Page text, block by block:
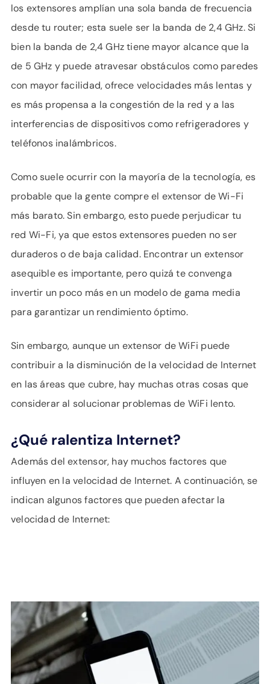
los extensores amplían una sola banda de frecuencia
desde tu router; esta suele ser la banda de 2,4 GHz. Si
bien la banda de 2,4 GHz tiene mayor alcance que la
de 5 GHz y puede atravesar obstáculos como paredes
con mayor facilidad, ofrece velocidades más lentas y
es más propensa a la congestión de la red y a las
interferencias de dispositivos como refrigeradores y
teléfonos inalámbricos.
Como suele ocurrir con la mayoría de la tecnología, es
probable que la gente compre el extensor de Wi-Fi
más barato. Sin embargo, esto puede perjudicar tu
red Wi-Fi, ya que estos extensores pueden no ser
duraderos o de baja calidad. Encontrar un extensor
asequible es importante, pero quizá te convenga
invertir un poco más en un modelo de gama media
para garantizar un rendimiento óptimo.
Sin embargo, aunque un extensor de WiFi puede
contribuir a la disminución de la velocidad de Internet
en las áreas que cubre, hay muchas otras cosas que
considerar al solucionar problemas de WiFi lento.
¿Qué ralentiza Internet?
Además del extensor, hay muchos factores que
influyen en la velocidad de Internet. A continuación, se
indican algunos factores que pueden afectar la
velocidad de Internet: